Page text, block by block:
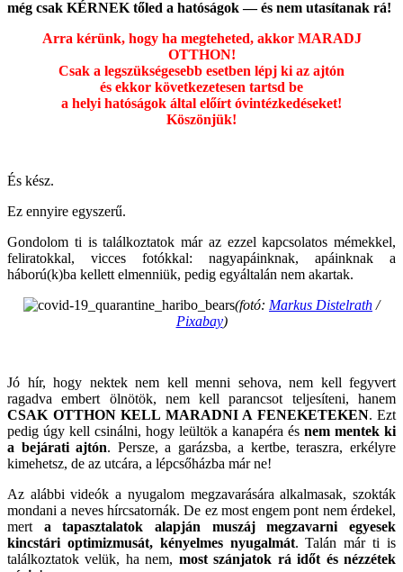
még csak KÉRNEK tőled a hatóságok — és nem utasítanak rá!
Arra kérünk, hogy ha megteheted, akkor MARADJ
OTTHON!
Csak a legszükségesebb esetben lépj ki az ajtón
és ekkor következetesen tartsd be
a helyi hatóságok által előírt óvintézkedéseket!
Köszönjük!
És kész.
Ez ennyire egyszerű.
Gondolom ti is találkoztatok már az ezzel kapcsolatos mémekkel,
feliratokkal, vicces fotókkal: nagyapáinknak, apáinknak a
háború(k)ba kellett elmenniük, pedig egyáltalán nem akartak.
(fotó: Markus Distelrath /
Pixabay)
Jó hír, hogy nektek nem kell menni sehova, nem kell fegyvert
ragadva embert ölnötök, nem kell parancsot teljesíteni, hanem
CSAK OTTHON KELL MARADNI A FENEKETEKEN. Ezt
pedig úgy kell csinálni, hogy leültök a kanapéra ésnem mentek ki
a bejárati ajtón. Persze, a garázsba, a kertbe, teraszra, erkélyre
kimehetsz, de az utcára, a lépcsőházba már ne!
Az alábbi videók a nyugalom megzavarására alkalmasak, szokták
mondani a neves hírcsatornák. De ez most engem pont nem érdekel,
mert a tapasztalatok alapján muszáj megzavarni egyesek
kincstári optimizmusát, kényelmes nyugalmát. Talán már ti is
találkoztatok velük, ha nem, most szánjatok rá időt és nézzétek